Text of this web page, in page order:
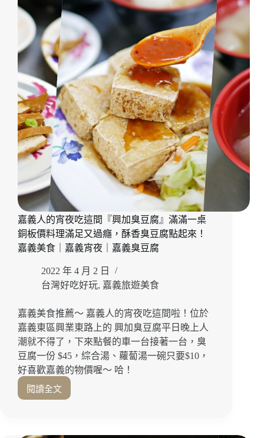
冰
店
｜
嘉
下
午
茶
｜
食
尚
家
推
薦
溫
體
雞，
讓
人
一
吃
上
癮
的
好
味
道！
嘉
義
美
食
｜
嘉
義
宵
夜
｜
嘉
炸
雞
推
薦
賣
油
飯！?
『明
滿
月
油
飯』
在
地
55
年
嘉
義
老
店
干
貝
飯、
魷
油
飯
幸
福
飄
香！
嘉
義
嘉義人的宵夜吃這間『興加臭豆腐』滿滿一桌
銅板價料理滿足又過癮，酥香臭豆腐點起來！
嘉義美食｜嘉義宵夜｜嘉義臭豆腐
2022 年 4 月 2 日
台灣好吃好玩, 嘉義旅遊美食
嘉義美食推薦～ 嘉義人的宵夜吃這間啦！位於
嘉義東區興業東路上的 興加臭豆腐平日晚上人
潮就不得了，下來點餐的車一台接著一台，臭
豆腐一份 $45，綜合湯、蘿蔔湯一碗只要$10，
好喜歡嘉義的物價喔～ 哈！
閱讀全文
嘉